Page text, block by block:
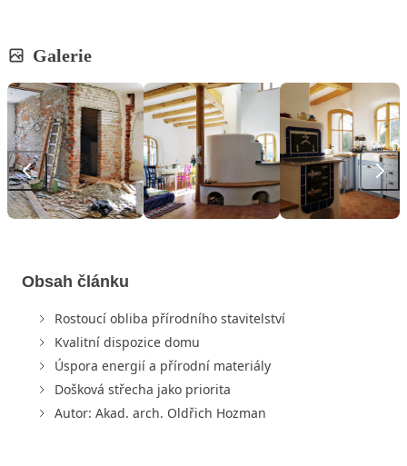
Galerie
Obsah článku
Rostoucí obliba přírodního stavitelství
Kvalitní dispozice domu
Úspora energií a přírodní materiály
Došková střecha jako priorita
Autor: Akad. arch. Oldřich Hozman